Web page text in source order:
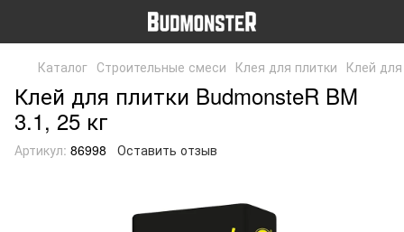
Каталог Строительные смеси Клея для плитки Клей
Клей для плитки BudmonsteR BM
3.1, 25 кг
Артикул: 86998 Оставить отзыв